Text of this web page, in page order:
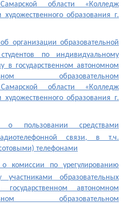
области «Колледж
художественного образования г.
организации образовательной
студентов по индивидуальному
в государственном автономном
образовательном
области «Колледж
художественного образования г.
о пользовании средствами
связи, в т.ч.
телефонами
о комиссии по урегулированию
образовательных
автономном
образовательном